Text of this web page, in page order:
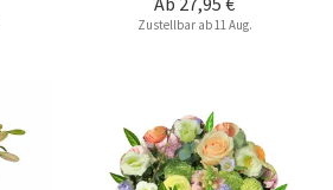
Zustellbar ab 11 Aug.